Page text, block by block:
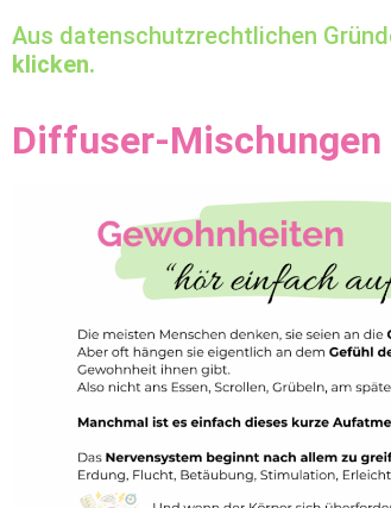
Aus datenschutzrechtlichen
klicken.
Diffuser-Mischungen